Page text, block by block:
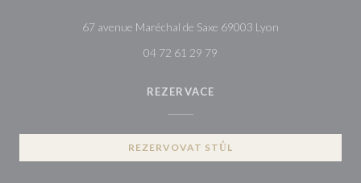
67 avenue Maréchal de Saxe 69003 Lyon
04 72 61 29 79
REZERVACE
REZERVOVAT STŮL